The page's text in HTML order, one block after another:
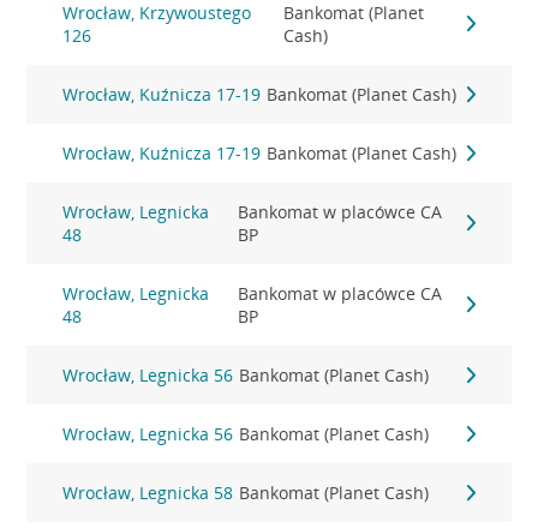
Wrocław, Krzywoustego
126
Bankomat (Planet
Cash)
Wrocław, Kuźnicza 17-19 Bankomat (Planet Cash)
Wrocław, Kuźnicza 17-19 Bankomat (Planet Cash)
Wrocław, Legnicka
48
Bankomat w placówce CA
BP
Wrocław, Legnicka
48
Bankomat w placówce CA
BP
Wrocław, Legnicka 56 Bankomat (Planet Cash)
Wrocław, Legnicka 56 Bankomat (Planet Cash)
Wrocław, Legnicka 58 Bankomat (Planet Cash)